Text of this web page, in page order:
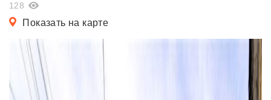
128
Показать на карте